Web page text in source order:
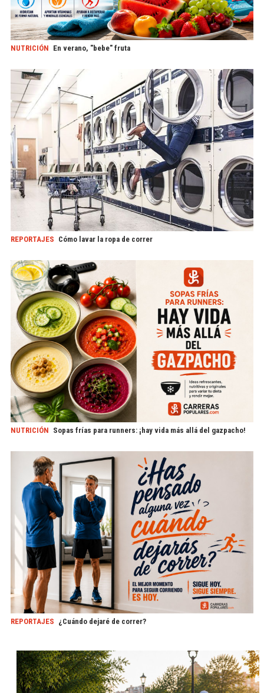
NUTRICIÓN En verano, "bebe" fruta
REPORTAJES Cómo lavar la ropa de correr
NUTRICIÓN Sopas frías para runners: ¡hay vida más allá del gazpacho!
REPORTAJES ¿Cuándo dejaré de correr?